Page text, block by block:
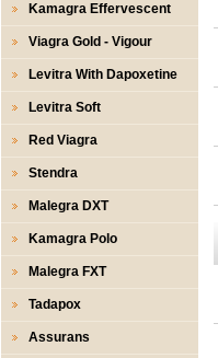
Kamagra Effervescent
Viagra Gold - Vigour
Levitra With Dapoxetine
Levitra Soft
Red Viagra
Stendra
Malegra DXT
Kamagra Polo
Malegra FXT
Tadapox
Assurans